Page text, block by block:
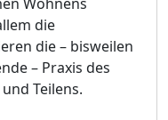
die
die – bisweilen
– Praxis des
Teilens.